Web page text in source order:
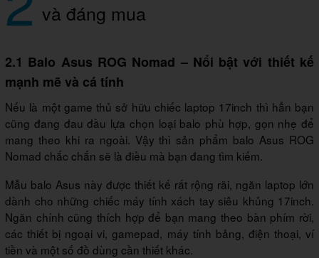
và đáng mua
2.1 Balo Asus ROG Nomad – Nổi bật với thiết kế
mạnh mẽ và cá tính
Nếu là một game thủ sở hữu chiếc laptop 17inch thì hẳn bạn
cũng đang đau đầu lựa chọn loại balo phù hợp, gọn nhẹ để
mang theo khi ra ngoài. Vậy thì sản phẩm balo Asus ROG
Nomad chắc chắn sẽ là điều mà bạn đang tìm kiếm.
Mẫu balo Asus này được thiết kế rất rộng rãi, ngăn laptop lớn
dành cho những chiếc máy tính xách tay siêu khủng 17inch.
Ngăn chính cũng thích hợp để bạn mang theo bàn phím rời,
các thiết bị ngoại vi, gamepad, máy tính bảng, điện thoại, ví
tiền và một số đồ dùng cần thiết khác.